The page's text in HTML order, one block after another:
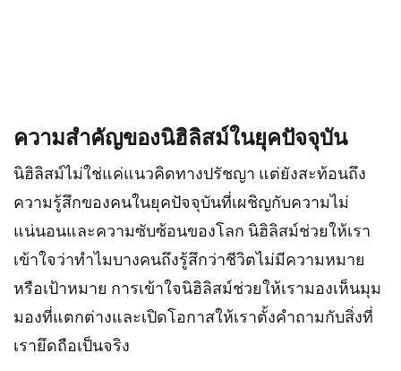
ความสำคัญของนิฮิลิสม์ในยุคปัจจุบัน
นิฮิลิสม์ไม่ใช่แค่แนวคิดทางปรัชญา แต่ยังสะท้อนถึง
ความรู้สึกของคนในยุคปัจจุบันที่เผชิญกับความไม่
แน่นอนและความซับซ้อนของโลก นิฮิลิสม์ช่วยให้เรา
เข้าใจว่าทำไมบางคนถึงรู้สึกว่าชีวิตไม่มีความหมาย
หรือเป้าหมาย การเข้าใจนิฮิลิสม์ช่วยให้เรามองเห็นมุม
มองที่แตกต่างและเปิดโอกาสให้เราตั้งคำถามกับสิ่งที่
เรายึดถือเป็นจริง